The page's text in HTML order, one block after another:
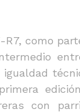
R7, como
con